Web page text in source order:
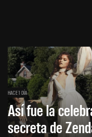
HACE 1 DÍA
Así fue la
secreta de